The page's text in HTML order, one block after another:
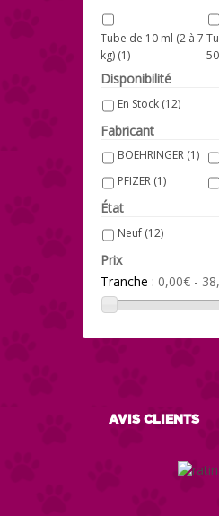
Tube de 10 ml (2 à 7
kg) (1)
Chat - 29 boulettes x
AA Diarstop 15 mL
(1)
(1)
Disponibilité
En Stock (12)
Fabricant
BOEHRINGER (1)
PFIZER (1)
État
Neuf (12)
Prix
Tranche : 0,00€ -
AVIS CLIENTS